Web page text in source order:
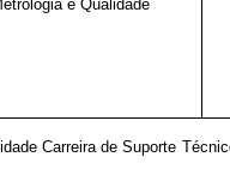
e Qualidade
Carreira de Suporte